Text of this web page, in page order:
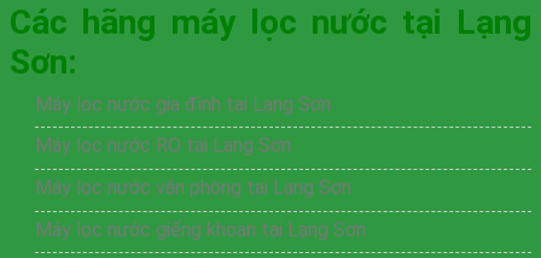
Các hãng máy lọc nước tại Lạng
Sơn:
Máy lọc nước gia đình tại Lạng Sơn
Máy lọc nước RO tại Lạng Sơn
Máy lọc nước văn phòng tại Lạng Sơn
Máy lọc nước giếng khoan tại Lạng Sơn